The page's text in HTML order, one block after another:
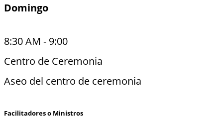
Domingo
8:30 AM - 9:00
Centro de Ceremonia
Aseo del centro de ceremonia
Facilitadores o Ministros